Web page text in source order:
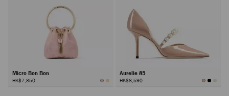
Micro Bon Bon
HK$7,850
Aurelie 85
HK$8,590